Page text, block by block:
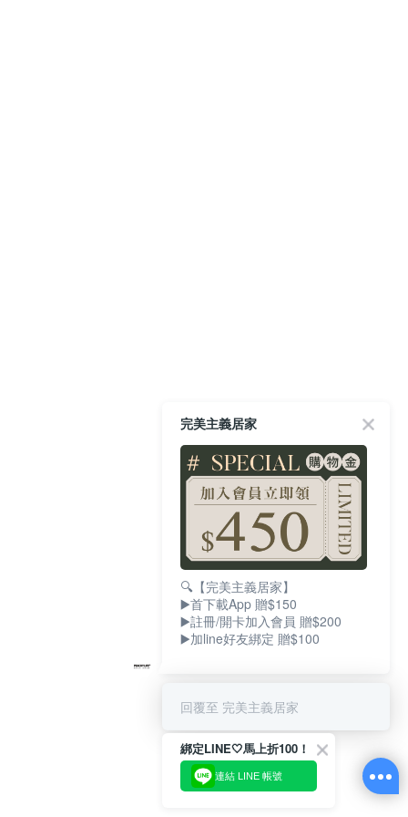
完美主義居家
🔍【完美主義居家】
▶️首下載App 贈$150
▶️註冊/開卡加入會員 贈$200
▶️加line好友綁定 贈$100
回覆至 完美主義居家
綁定LINE🤍馬上折100！
連結 LINE 帳號